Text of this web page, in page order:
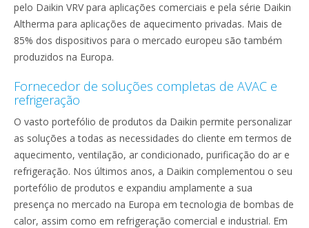
pelo Daikin VRV para aplicações comerciais e pela série Daikin
Altherma para aplicações de aquecimento privadas. Mais de
85% dos dispositivos para o mercado europeu são também
produzidos na Europa.
Fornecedor de soluções completas de AVAC e
refrigeração
O vasto portefólio de produtos da Daikin permite personalizar
as soluções a todas as necessidades do cliente em termos de
aquecimento, ventilação, ar condicionado, purificação do ar e
refrigeração. Nos últimos anos, a Daikin complementou o seu
portefólio de produtos e expandiu amplamente a sua
presença no mercado na Europa em tecnologia de bombas de
calor, assim como em refrigeração comercial e industrial. Em